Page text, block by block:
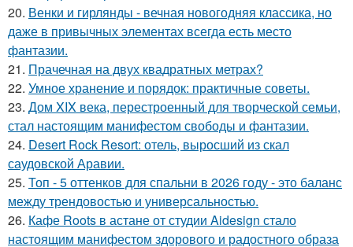
20. Венки и гирлянды - вечная новогодняя классика, но
даже в привычных элементах всегда есть место
фантазии.
21. Прачечная на двух квадратных метрах?
22. Умное хранение и порядок: практичные советы.
23. Дом XIX века, перестроенный для творческой семьи,
стал настоящим манифестом свободы и фантазии.
24. Desert Rock Resort: отель, выросший из скал
саудовской Аравии.
25. Топ - 5 оттенков для спальни в 2026 году - это баланс
между трендовостью и универсальностью.
26. Кафе Roots в астане от студии Aidesign стало
настоящим манифестом здорового и радостного образа